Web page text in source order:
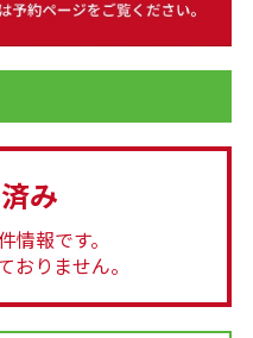
み
報です。
おりません。